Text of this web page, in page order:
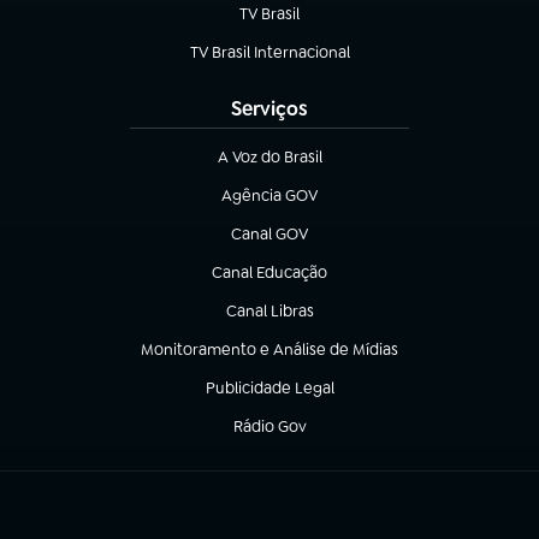
TV Brasil
(abre em nova aba)
TV Brasil Internacional
(abre em nova aba)
Serviços
A Voz do Brasil
(abre em nova aba)
Agência GOV
(abre em nova aba)
Canal GOV
(abre em nova aba)
Canal Educação
(abre em nova aba)
Canal Libras
(abre em nova aba)
Monitoramento e Análise de Mídias
(abre em nova aba)
Publicidade Legal
(abre em nova aba)
Rádio Gov
(abre em nova aba)